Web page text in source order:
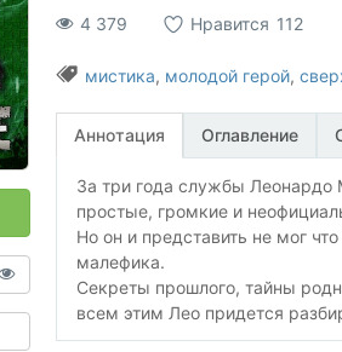
4 379 Нравится 112
мистика, молодой герой,
Аннотация Оглавление
За три года службы
простые, громкие и
Но он и представить не мог
малефика.
Секреты прошлого, тайны
всем этим Лео придется